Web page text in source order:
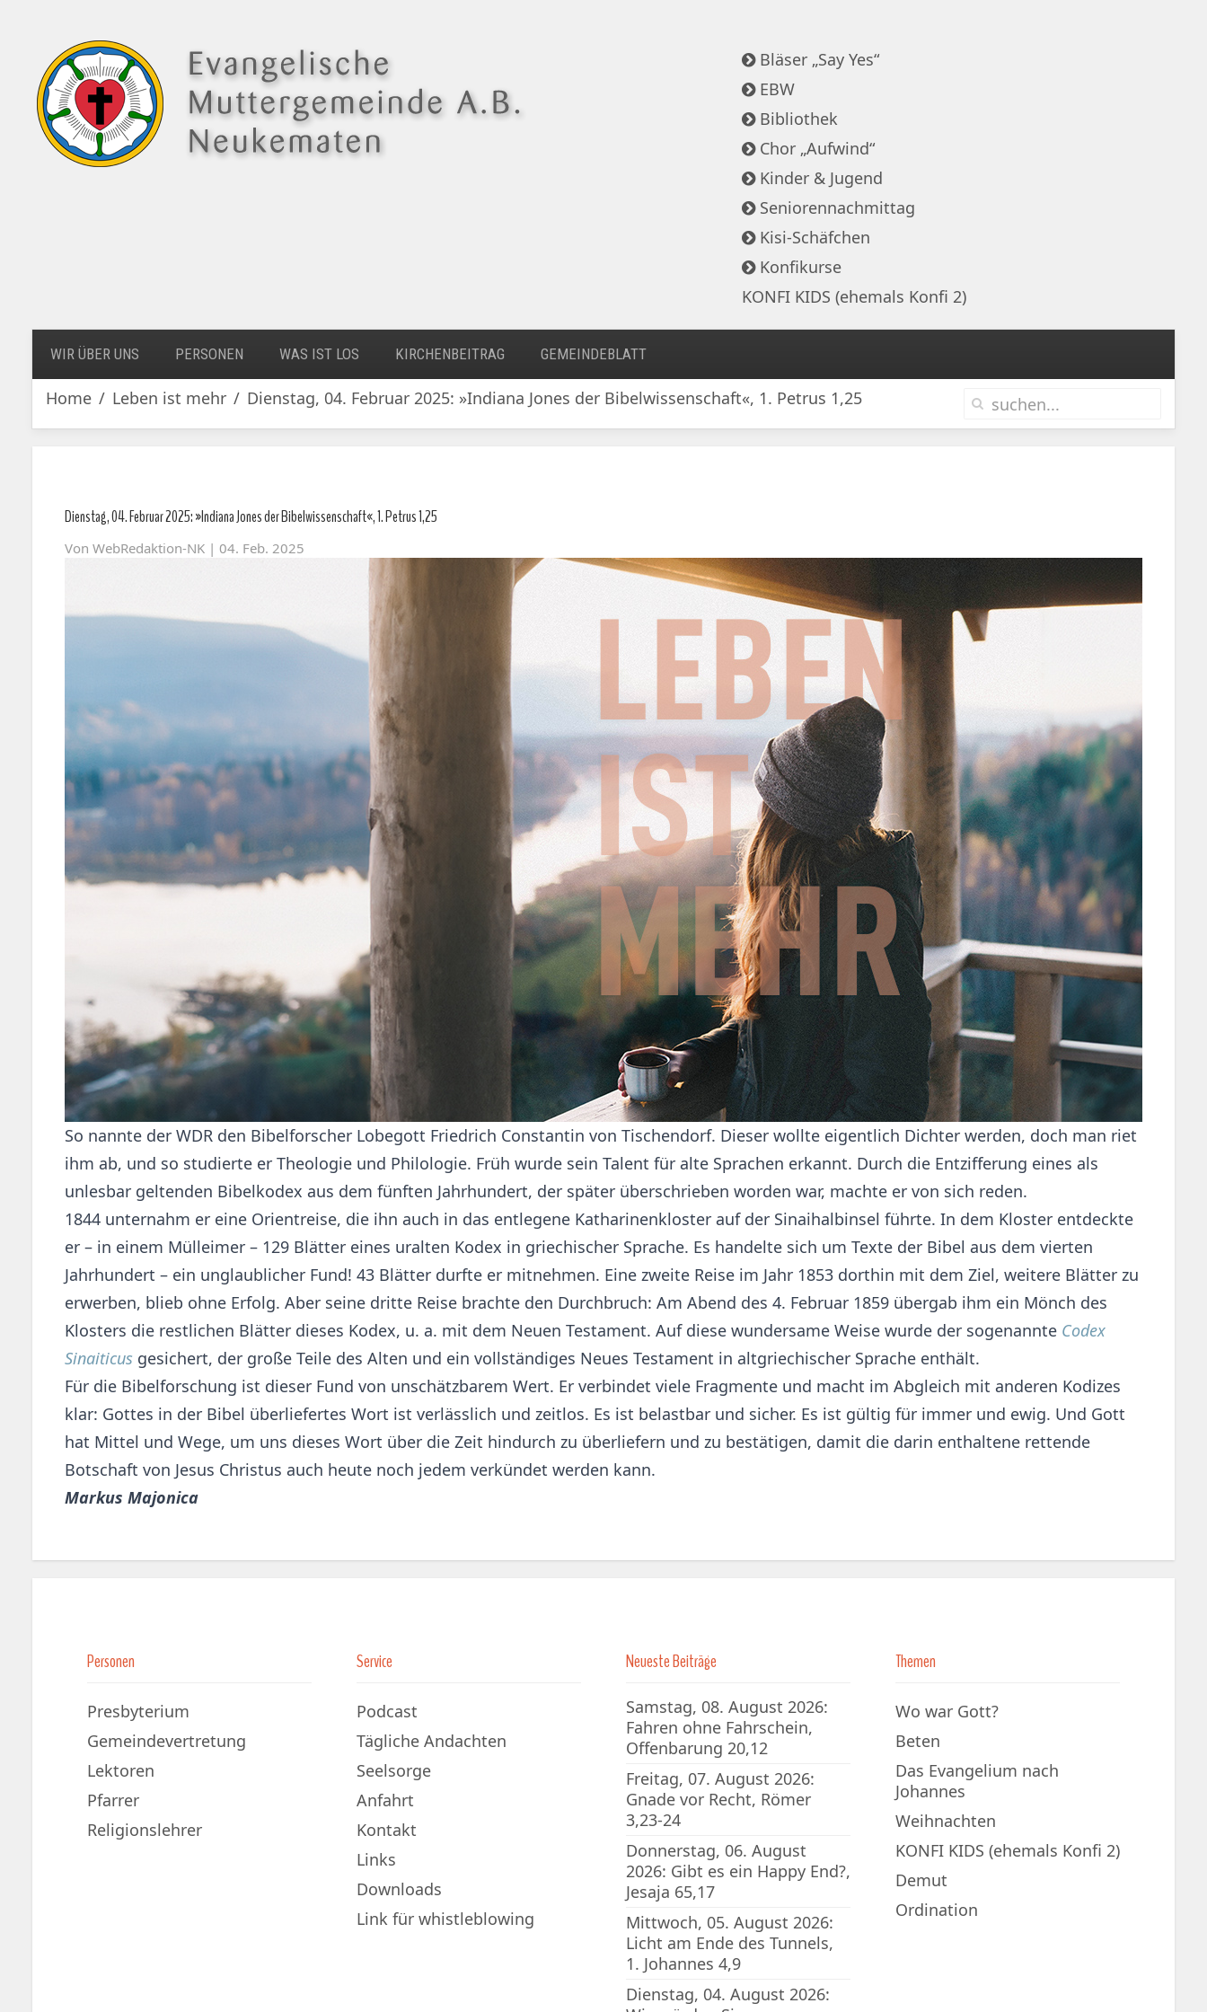
Bläser „Say Yes“
EBW
Bibliothek
Chor „Aufwind“
Kinder & Jugend
Seniorennachmittag
Kisi-Schäfchen
Konfikurse
KONFI KIDS (ehemals Konfi 2)
WIR ÜBER UNS PERSONEN WAS IST LOS KIRCHENBEITRAG GEMEINDEBLATT
Home Leben ist mehr Dienstag, 04. Februar 2025: »Indiana Jones der Bibelwissenschaft«, 1. Petrus 1,25
Dienstag, 04. Februar 2025: »Indiana Jones der Bibelwissenschaft«, 1. Petrus 1,25
Von WebRedaktion-NK | 04. Feb. 2025
So nannte der WDR den Bibelforscher Lobegott Friedrich Constantin von Tischendorf. Dieser wollte eigentlich Dichter werden, doch man riet
ihm ab, und so studierte er Theologie und Philologie. Früh wurde sein Talent für alte Sprachen erkannt. Durch die Entzifferung eines als
unlesbar geltenden Bibelkodex aus dem fünften Jahrhundert, der später überschrieben worden war, machte er von sich reden.
1844 unternahm er eine Orientreise, die ihn auch in das entlegene Katharinenkloster auf der Sinaihalbinsel führte. In dem Kloster entdeckte
er – in einem Mülleimer – 129 Blätter eines uralten Kodex in griechischer Sprache. Es handelte sich um Texte der Bibel aus dem vierten
Jahrhundert – ein unglaublicher Fund! 43 Blätter durfte er mitnehmen. Eine zweite Reise im Jahr 1853 dorthin mit dem Ziel, weitere Blätter zu
erwerben, blieb ohne Erfolg. Aber seine dritte Reise brachte den Durchbruch: Am Abend des 4. Februar 1859 übergab ihm ein Mönch des
Klosters die restlichen Blätter dieses Kodex, u. a. mit dem Neuen Testament. Auf diese wundersame Weise wurde der sogenannte Codex
Sinaiticus gesichert, der große Teile des Alten und ein vollständiges Neues Testament in altgriechischer Sprache enthält.
Für die Bibelforschung ist dieser Fund von unschätzbarem Wert. Er verbindet viele Fragmente und macht im Abgleich mit anderen Kodizes
klar: Gottes in der Bibel überliefertes Wort ist verlässlich und zeitlos. Es ist belastbar und sicher. Es ist gültig für immer und ewig. Und Gott
hat Mittel und Wege, um uns dieses Wort über die Zeit hindurch zu überliefern und zu bestätigen, damit die darin enthaltene rettende
Botschaft von Jesus Christus auch heute noch jedem verkündet werden kann.
Markus Majonica
Personen
Presbyterium
Gemeindevertretung
Lektoren
Pfarrer
Religionslehrer
Service
Podcast
Tägliche Andachten
Seelsorge
Anfahrt
Kontakt
Links
Downloads
Link für whistleblowing
Neueste Beiträge
Samstag, 08. August 2026:
Fahren ohne Fahrschein,
Offenbarung 20,12
Freitag, 07. August 2026:
Gnade vor Recht, Römer
3,23-24
Donnerstag, 06. August
2026: Gibt es ein Happy End?,
Jesaja 65,17
Mittwoch, 05. August 2026:
Licht am Ende des Tunnels,
1. Johannes 4,9
Dienstag, 04. August 2026:
Themen
Wo war Gott?
Beten
Das Evangelium nach
Johannes
Weihnachten
KONFI KIDS (ehemals Konfi 2)
Demut
Ordination